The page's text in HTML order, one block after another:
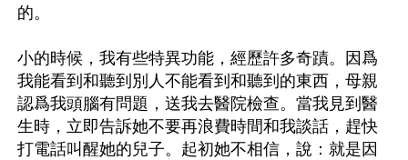
的。
小的時候，我有些特異功能，經歷許多奇蹟。因爲
我能看到和聽到別人不能看到和聽到的東西，母親
認爲我頭腦有問題，送我去醫院檢查。當我見到醫
生時，立即告訴她不要再浪費時間和我談話，趕快
打電話叫醒她的兒子。起初她不相信，說：就是因